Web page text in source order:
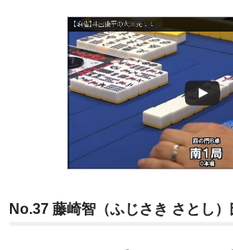
No.37 藤崎智（ふじさき さとし